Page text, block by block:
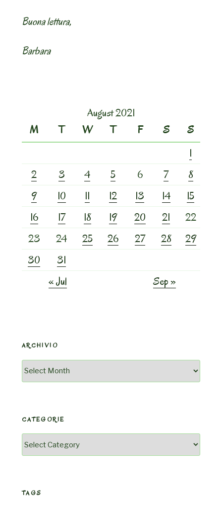
Buona lettura,
Barbara
August 2021
M
T W T F S
S
1
2
3 4 5 6 7
8
9
10 11 12 13 14
15
16
17 18 19 20 21
22
23
24 25 26 27 28
29
30
31
« Jul
Sep »
ARCHIVIO
Archivio
CATEGORIE
Categorie
TAGS